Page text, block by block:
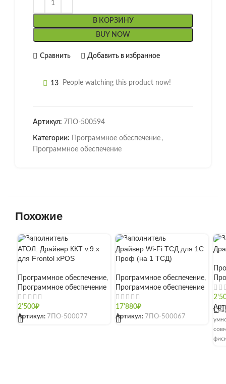
В КОРЗИНУ
BUY NOW
Сравнить Добавить в избранное
13 People watching this product now!
Артикул: 7ПО-500594
Категории: Программное обеспечение ,
Программное обеспечение
Похожие
АТОЛ: Драйвер ККТ v.9.x
для Frontol xPOS
Программное обеспечение,
Программное обеспечение
2'500₽
Артикул: 7ПО-500077
[]
Драйвер Wi-Fi ТСД для 1С
Проф (на 1 ТСД)
Программное обеспечение,
Программное обеспечение
17'880₽
Артикул: 7ПО-500067
[]